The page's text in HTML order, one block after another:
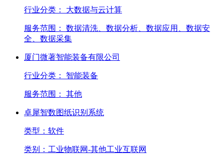
行业分类： 大数据与云计算
服务范围： 数据清洗、数据分析、数据应用、数据安
全、数据采集
厦门微著智能装备有限公司
行业分类： 智能装备
服务范围： 其他
卓犀智数图纸识别系统
类型： 软件
类别： 工业物联网-其他工业互联网